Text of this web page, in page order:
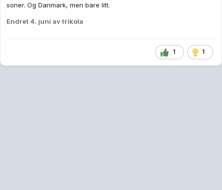
soner. Og Danmark, men bare litt.
Endret4. juni av trikola
1 1